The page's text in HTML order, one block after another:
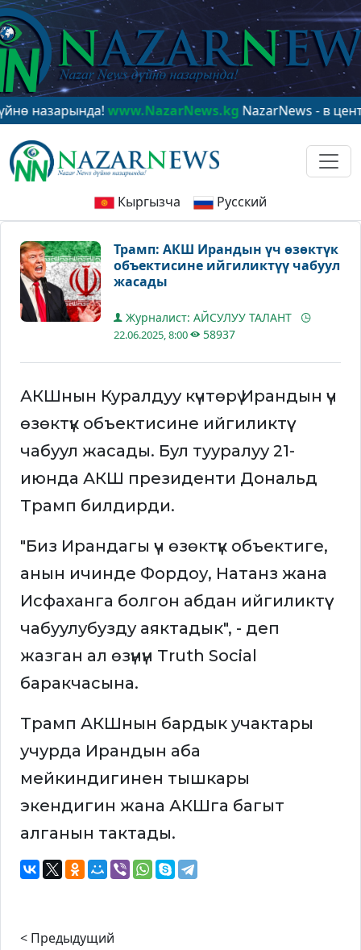
www.NazarNews.kgNazarNews - в центре
Кыргызча Русский
Трамп: АКШ Ирандын үч өзөктүк
объектисине ийгиликтүү чабуул
жасады
Журналист: АЙСУЛУУ ТАЛАНТ
22.06.2025, 8:00 58937
АКШнын Куралдуу күчтөрү Ирандын үч
өзөктүк объектисине ийгиликтүү
чабуул жасады. Бул тууралуу 21-
июнда АКШ президенти Дональд
Трамп билдирди.
"Биз Ирандагы үч өзөктүк объектиге,
анын ичинде Фордоу, Натанз жана
Исфаханга болгон абдан ийгиликтүү
чабуулубузду аяктадык", - деп
жазган ал өзүнүн Truth Social
баракчасына.
Трамп АКШнын бардык учактары
учурда Ирандын аба
мейкиндигинен тышкары
экендигин жана АКШга багыт
алганын тактады.
< Предыдущий